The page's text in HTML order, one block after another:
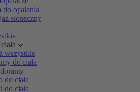
do opalania
słoneczny
wszystkie
do ciała
do ciała
do ciała